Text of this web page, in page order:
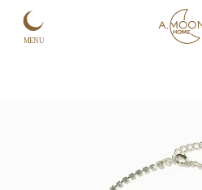
MENU